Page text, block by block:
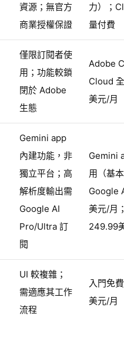
資源；無官方
商業授權保證
力）；
量付費
僅限訂閱者使
用；功能較鎖
閉於 Adobe
生態
Adobe
Cloud
美元/月
Gemini app
內建功能，非
獨立平台；高
解析度輸出需
Google AI
Pro/Ultra 訂
閱
Gemini
用（基
Google
美元/月
249.99
UI 較複雜；
需適應其工作
流程
入門免
美元/月